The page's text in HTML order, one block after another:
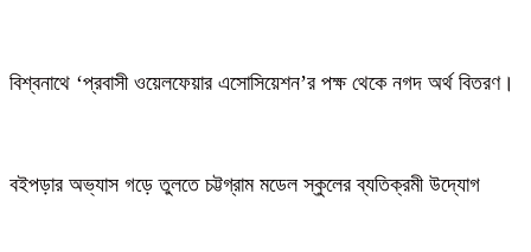
বিশ্বনাথে ‘প্রবাসী ওয়েলফেয়ার এসোসিয়েশন’র পক্ষ থেকে নগদ অর্থ বিতরণ।
বইপড়ার অভ্যাস গড়ে তুলতে চট্টগ্রাম মডেল স্কুলের ব্যতিক্রমী উদ্যোগ